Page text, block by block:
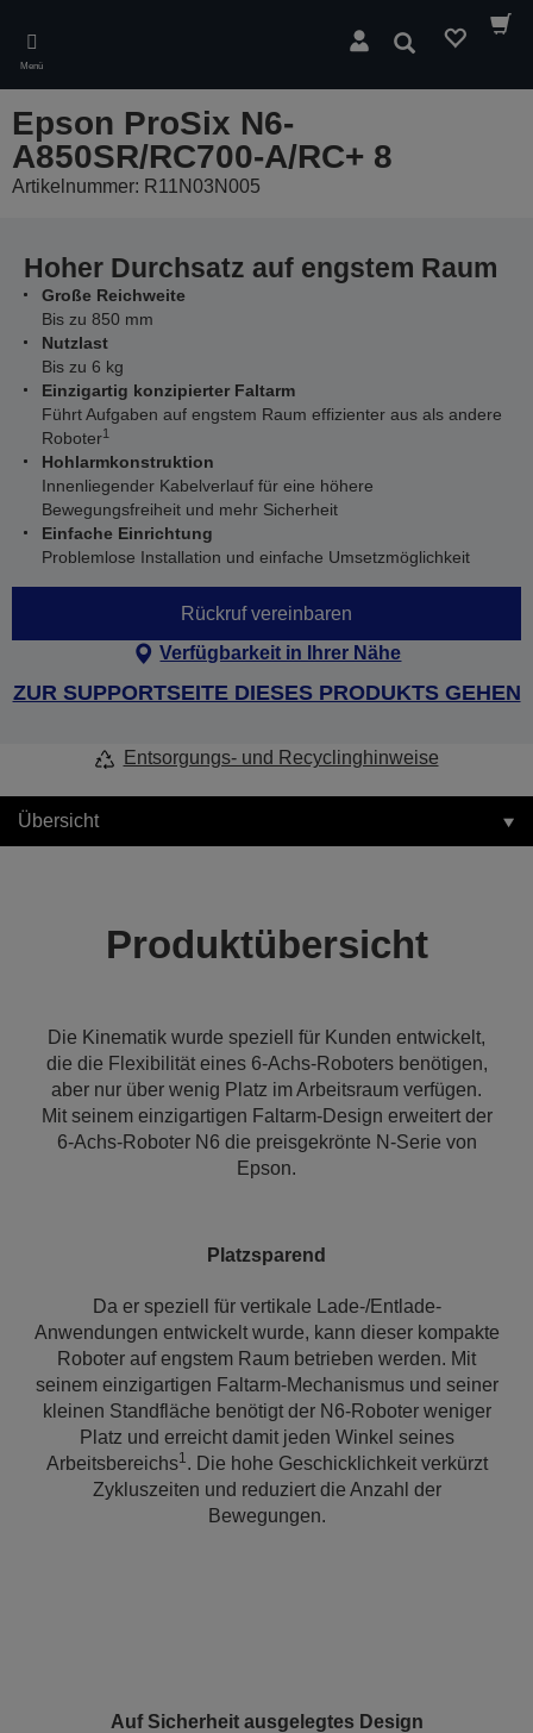
main
content
Menü
Suchen
Epson ProSix N6-
A850SR/RC700-A/RC+ 8
Artikelnummer: R11N03N005
Hoher Durchsatz auf engstem Raum
Große Reichweite
Bis zu 850 mm
Nutzlast
Bis zu 6 kg
Einzigartig konzipierter Faltarm
Führt Aufgaben auf engstem Raum effizienter aus als andere
Roboter1
Hohlarmkonstruktion
Innenliegender Kabelverlauf für eine höhere
Bewegungsfreiheit und mehr Sicherheit
Einfache Einrichtung
Problemlose Installation und einfache Umsetzmöglichkeit
Rückruf vereinbaren
Verfügbarkeit in Ihrer Nähe
ZUR SUPPORTSEITE DIESES PRODUKTS GEHEN
Entsorgungs- und Recyclinghinweise
Übersicht
Produktübersicht
Die Kinematik wurde speziell für Kunden entwickelt,
die die Flexibilität eines 6-Achs-Roboters benötigen,
aber nur über wenig Platz im Arbeitsraum verfügen.
Mit seinem einzigartigen Faltarm-Design erweitert der
6-Achs-Roboter N6 die preisgekrönte N-Serie von
Epson.
Platzsparend
Da er speziell für vertikale Lade-/Entlade-
Anwendungen entwickelt wurde, kann dieser kompakte
Roboter auf engstem Raum betrieben werden. Mit
seinem einzigartigen Faltarm-Mechanismus und seiner
kleinen Standfläche benötigt der N6-Roboter weniger
Platz und erreicht damit jeden Winkel seines
Arbeitsbereichs1. Die hohe Geschicklichkeit verkürzt
Zykluszeiten und reduziert die Anzahl der
Bewegungen.
Auf Sicherheit ausgelegtes Design